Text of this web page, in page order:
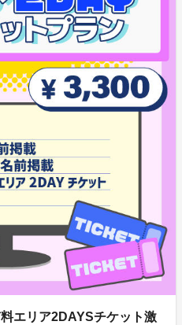
エリア2DAYSチケット激